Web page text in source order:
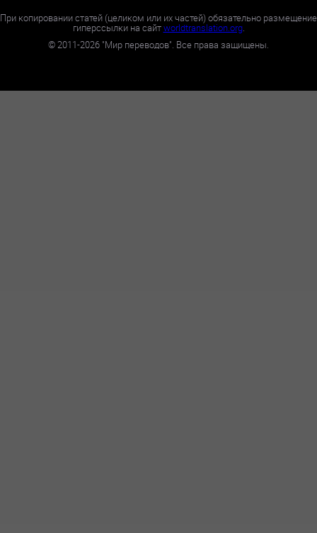
При копировании статей (целиком или их частей) обязательно размещение
гиперссылки на сайтworldtranslation.org.
©2011-2026 "Мир переводов". Все права защищены.